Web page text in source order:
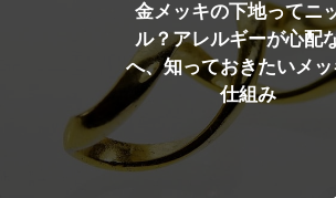
金メッキの下地ってニ
ル？アレルギーが心配
へ、知っておきたいメ
仕組み